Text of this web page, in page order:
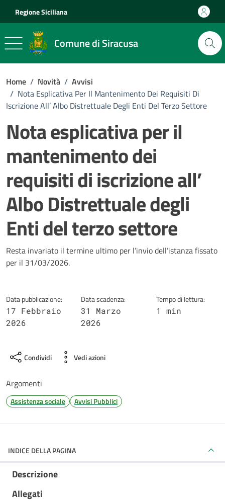
Regione Siciliana
Comune di Siracusa
Home / Novità / Avvisi
/ Nota Esplicativa Per Il Mantenimento Dei Requisiti Di
Iscrizione All’ Albo Distrettuale Degli Enti Del Terzo Settore
Nota esplicativa per il
mantenimento dei
requisiti di iscrizione all’
Albo Distrettuale degli
Enti del terzo settore
Dettagli della notizia
Resta invariato il termine ultimo per l’invio dell’istanza fissato
per il 31/03/2026.
Data pubblicazione:
17 Febbraio
2026
Data scadenza:
31 Marzo
2026
Tempo di lettura:
1 min
Condividi Vedi azioni
Argomenti
Assistenza sociale Avvisi Pubblici
INDICE DELLA PAGINA
Descrizione
Allegati